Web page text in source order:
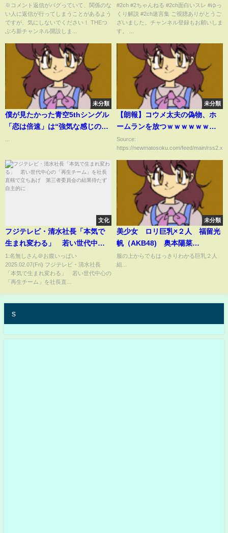
【都市伝説】
※コメント返信がバグっていて、関係のな
い人に返信が行ってしまうことがあるよう
ですが、気にしないでください！ THEつ
ぶろ新チャンネル開設しま...
「どうせ脅しなんだよなぁ…」
【2ch面白いスレ】#shorts
#2ch #2ちゃんねる #2ch面白いスレ #ゆっ
くり解説 #2ch迷言集 ご視聴ありがとうご
ざいました。チャンネル登録もお願いしま
す。 ...
未分類
僕が見たかった青空5thシングル
「恋は倍速」は“強気な感じの女
未分類
【朗報】コウメ太夫の偽物、ホ
ームランを放つｗｗｗｗｗｗ
ｗ
Source:
https://newmatosoku.com/feed/main/
文化
フジテレビ・清水社長「本気で
生まれ変わる」 若い世代中心
の「再生チーム」を社長直轄で
立ちあげ 第三者委員会の結果
待たず自主的に
1:名無しさん＠お腹いっぱい
2025.02.07(Fri) フジテレビ・清水社長
「本気で生まれ変わる」 若い世代中心の
「再生チーム」を社長直...
未分類
美少女 ロリ巨乳×２人 福留光
帆（AKB48) 奥本陽菜
（AKB48)
服の上からでもはっきりわかる巨乳２人
組...
s